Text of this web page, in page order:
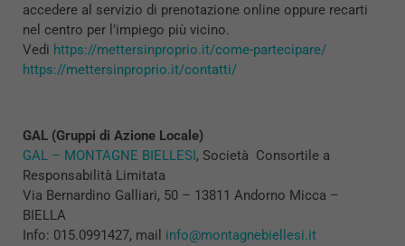
accedere al servizio di prenotazione online oppure recarti
nel centro per l’impiego più vicino.
Vedi https://mettersinproprio.it/come-partecipare/
https://mettersinproprio.it/contatti/
GAL (Gruppi di Azione Locale)
GAL – MONTAGNE BIELLESI, Società Consortile a
Responsabilità Limitata
Via Bernardino Galliari, 50 – 13811 Andorno Micca –
BIELLA
Info: 015.0991427, mail info@montagnebiellesi.it